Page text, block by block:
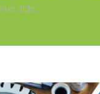
aide…